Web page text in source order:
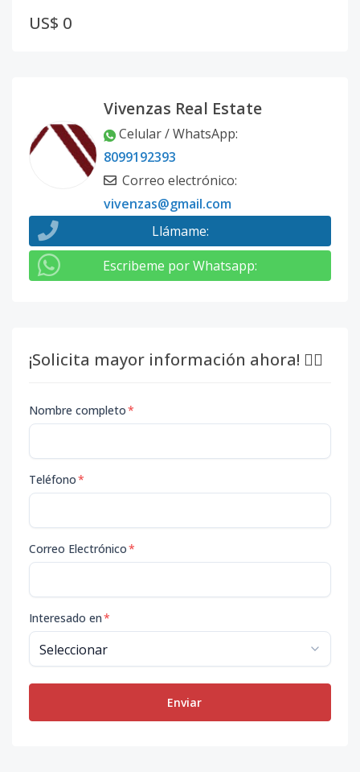
US$ 0
Vivenzas Real Estate
Celular / WhatsApp:
8099192393
Correo electrónico:
vivenzas@gmail.com
Llámame:
Escribeme por Whatsapp:
¡Solicita mayor información ahora! 👇🏽
Nombre completo*
Teléfono*
Correo Electrónico*
Interesado en*
Enviar